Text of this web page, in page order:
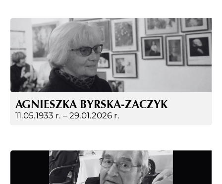
AGNIESZKA BYRSKA-ZACZYK
11.05.1933 r. – 29.01.2026 r.